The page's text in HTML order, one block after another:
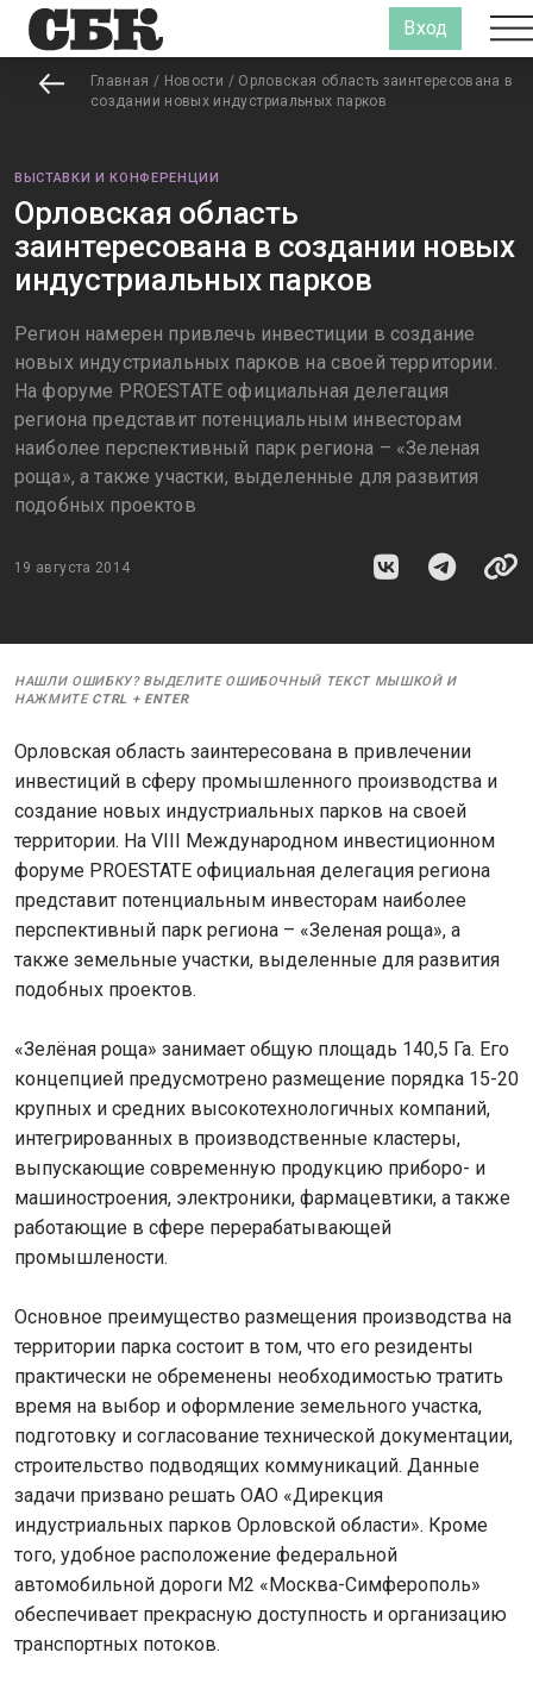
Вход
Главная / Новости / Орловская область заинтересована в
создании новых индустриальных парков
ВЫСТАВКИ И КОНФЕРЕНЦИИ
Орловская область
заинтересована в создании новых
индустриальных парков
Регион намерен привлечь инвестиции в создание
новых индустриальных парков на своей территории.
На форуме PROESTATE официальная делегация
региона представит потенциальным инвесторам
наиболее перспективный парк региона – «Зеленая
роща», а также участки, выделенные для развития
подобных проектов
19 августа 2014
НАШЛИ ОШИБКУ? ВЫДЕЛИТЕ ОШИБОЧНЫЙ ТЕКСТ МЫШКОЙ И
НАЖМИТЕ CTRL + ENTER
Орловская область заинтересована в привлечении
инвестиций в сферу промышленного производства и
создание новых индустриальных парков на своей
территории. На VIII Международном инвестиционном
форуме PROESTATE официальная делегация региона
представит потенциальным инвесторам наиболее
перспективный парк региона – «Зеленая роща», а
также земельные участки, выделенные для развития
подобных проектов.
«Зелёная роща» занимает общую площадь 140,5 Га. Его
концепцией предусмотрено размещение порядка 15-20
крупных и средних высокотехнологичных компаний,
интегрированных в производственные кластеры,
выпускающие современную продукцию приборо- и
машиностроения, электроники, фармацевтики, а также
работающие в сфере перерабатывающей
промышлености.
Основное преимущество размещения производства на
территории парка состоит в том, что его резиденты
практически не обременены необходимостью тратить
время на выбор и оформление земельного участка,
подготовку и согласование технической документации,
строительство подводящих коммуникаций. Данные
задачи призвано решать ОАО «Дирекция
индустриальных парков Орловской области». Кроме
того, удобное расположение федеральной
автомобильной дороги М2 «Москва-Симферополь»
обеспечивает прекрасную доступность и организацию
транспортных потоков.